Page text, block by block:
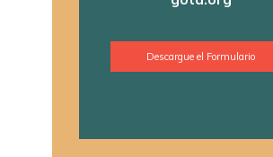
Descargue el Formulario